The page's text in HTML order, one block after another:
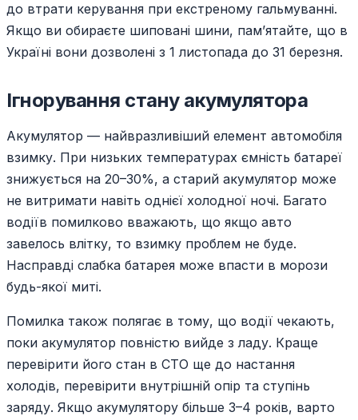
до втрати керування при екстреному гальмуванні.
Якщо ви обираєте шиповані шини, пам’ятайте, що в
Україні вони дозволені з 1 листопада до 31 березня.
Ігнорування стану акумулятора
Акумулятор — найвразливіший елемент автомобіля
взимку. При низьких температурах ємність батареї
знижується на 20–30%, а старий акумулятор може
не витримати навіть однієї холодної ночі. Багато
водіїв помилково вважають, що якщо авто
завелось влітку, то взимку проблем не буде.
Насправді слабка батарея може впасти в морози
будь-якої миті.
Помилка також полягає в тому, що водії чекають,
поки акумулятор повністю вийде з ладу. Краще
перевірити його стан в СТО ще до настання
холодів, перевірити внутрішній опір та ступінь
заряду. Якщо акумулятору більше 3–4 років, варто